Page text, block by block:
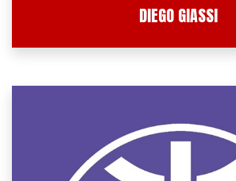
DIEGO GIASSI